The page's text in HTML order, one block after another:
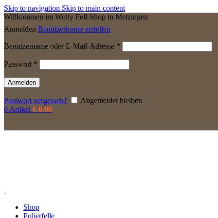
Skip to navigation Skip to main content
Willkommen im Wolly Fell-Shop in Metzingen
Anmelden Benutzerkonto erstellen
Benutzername oder E-Mail-Adresse *
Passwort *
Anmelden
Passwort vergessen?
Angemeldet bleiben
0 Artikel € 0.00
Shop
Polierfelle